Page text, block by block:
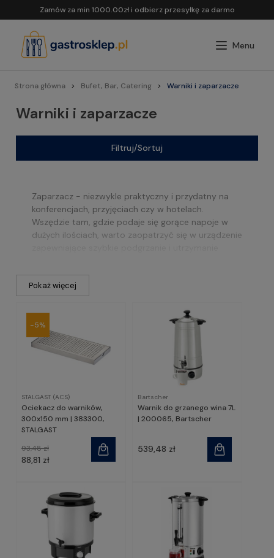
Zamów za min 1000.00zł i odbierz przesyłkę za darmo
Strona główna Bufet, Bar, Catering Warniki i zaparzacze
Warniki i zaparzacze
Filtruj/Sortuj
Zaparzacz - niezwykle praktyczny i przydatny na
konferencjach, przyjęciach czy w hotelach.
Wszędzie tam, gdzie podaje się gorące napoje w
dużych ilościach, warto zaopatrzyć się w urządzenie
Oferujemy Państwu sprzęt gastronomiczny,
wykonany z najwyższą starannością. W naszym
sklepie znajdują się zarówno warniki do kawy i
herbaty, jak i podgrzewacze do wina i piwa, a także
szeroki asortyment akcesoriów.
Pokaż więcej
STALGAST (ACS)
Ociekacz do warników,
300x150 mm | 383300,
STALGAST
88,81 zł
93,48 zł
-5%
Bartscher
Warnik do grzanego wina 7L
| 200065, Bartscher
539,48 zł